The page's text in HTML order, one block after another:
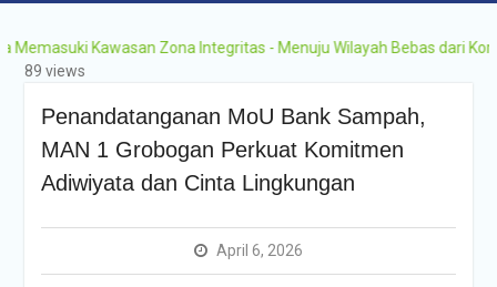
Boarding Sains,
2026-2027
Kawasan Zona Integritas - Menuju Wilayah Bebas dari Korupsi
89 views
Penandatanganan MoU Bank Sampah,
MAN 1 Grobogan Perkuat Komitmen
Adiwiyata dan Cinta Lingkungan
April 6, 2026